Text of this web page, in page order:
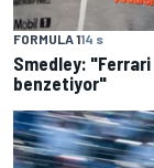
FORMULA 114 s
Smedley: "Ferrari
benzetiyor"